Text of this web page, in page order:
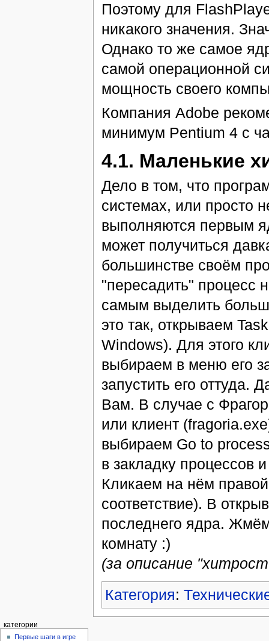
Поэтому для
никакого значения.
Однако то же самое
самой операционной
мощность своего
Компания Adobe
минимум Pentium 4 с
4.1. Маленькие
Дело в том, что
системах, или просто
выполняются первым
может получиться
большинстве своём
"пересадить" процесс
самым выделить
это так, открываем
Windows). Для этого
выбираем в меню его
запустить его оттуда.
Вам. В случае с
или клиент
выбираем Go to
в закладку процессов
Кликаем на нём
соответствие). В
последнего ядра.
комнату :)
(за описание
Категория:
категории
Первые шаги в игре